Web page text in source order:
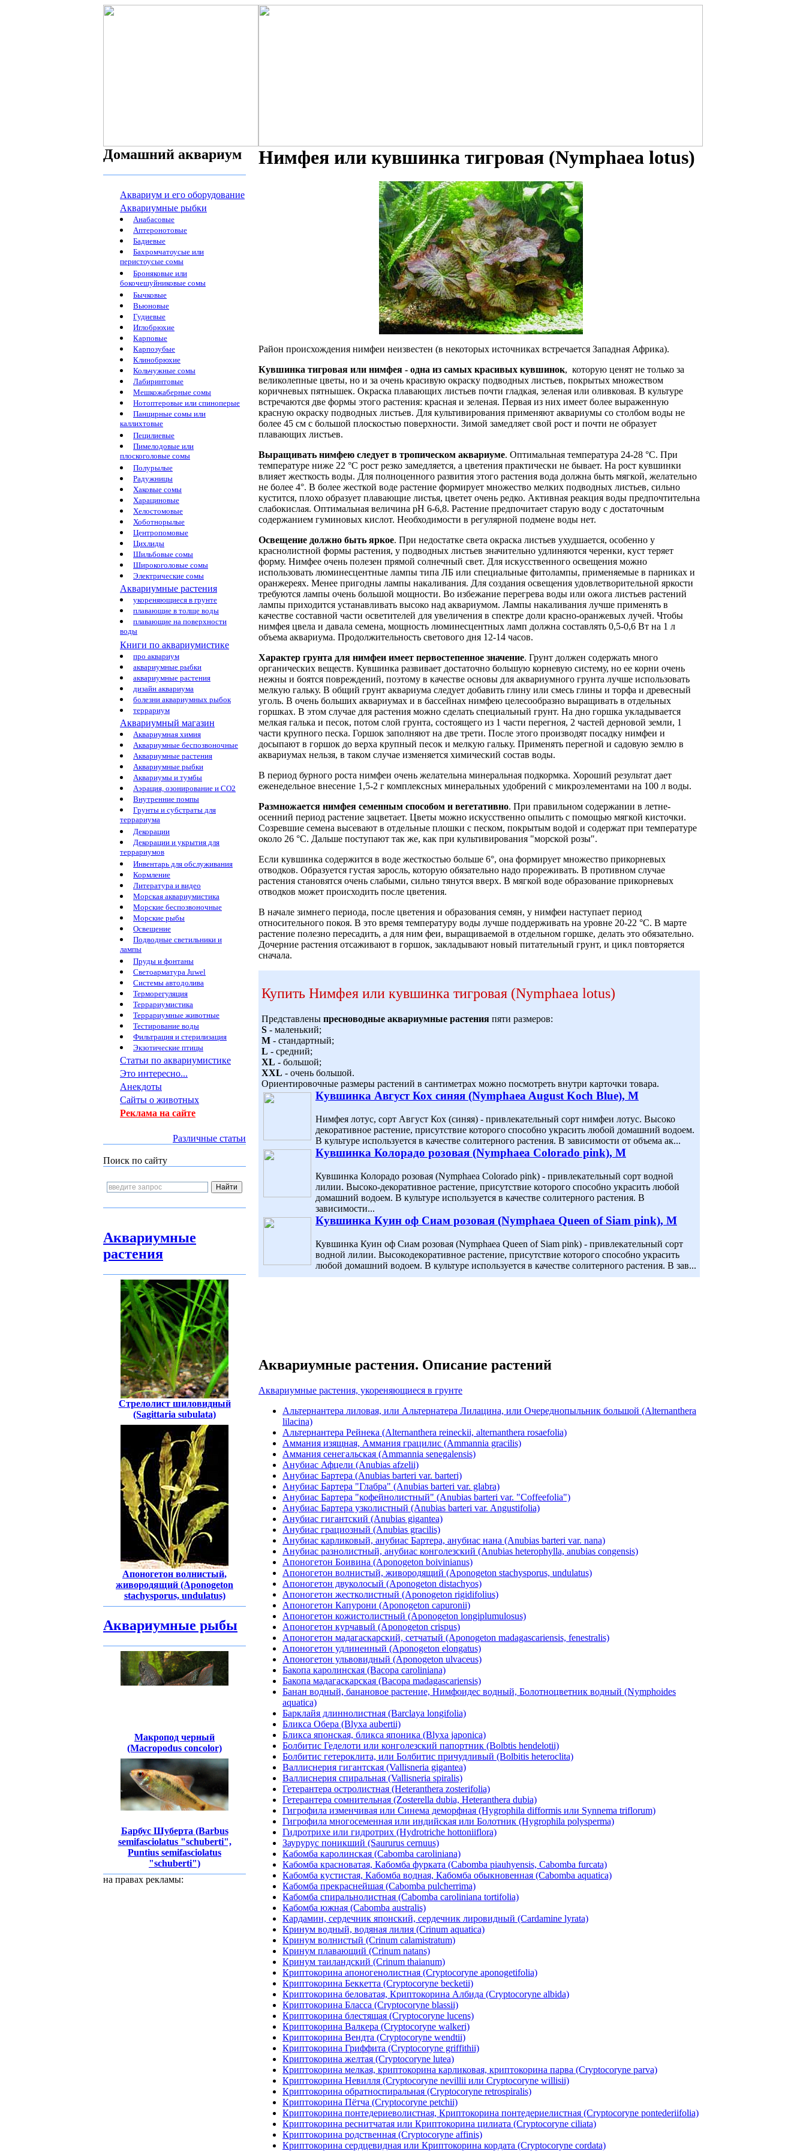
Домашний аквариум
Аквариум и его оборудование
Аквариумные рыбки
Анабасовые
Аптеронотовые
Бадиевые
Бахромчатоусые или
перистоусые сомы
Броняковые или
бокочешуйниковые сомы
Бычковые
Вьюновые
Гудиевые
Иглобрюхие
Карповые
Карпозубые
Клинобрюхие
Кольчужные сомы
Лабиринтовые
Мешкожаберные сомы
Нотоптеровые или спиноперые
Панцирные сомы или
каллихтовые
Пецилиевые
Пимелодовые или
плоскоголовые сомы
Полурылые
Радужницы
Хаковые сомы
Харациновые
Хелостомовые
Хоботнорылые
Центропомовые
Цихлиды
Шильбовые сомы
Широкоголовые сомы
Электрические сомы
Аквариумные растения
укореняющиеся в грунте
плавающие в толще воды
плавающие на поверхности
воды
Книги по аквариумистике
про аквариум
аквариумные рыбки
аквариумные растения
дизайн аквариума
болезни аквариумных рыбок
террариум
Аквариумный магазин
Аквариумная химия
Аквариумные беспозвоночные
Аквариумные растения
Аквариумные рыбки
Аквариумы и тумбы
Аэрация, озонирование и CO2
Внутренние помпы
Грунты и субстраты для
террариума
Декорации
Декорации и укрытия для
террариумов
Инвентарь для обслуживания
Кормление
Литература и видео
Морская аквариумистика
Морские беспозвоночные
Морские рыбы
Освещение
Подводные светильники и
лампы
Пруды и фонтаны
Светоарматура Juwel
Системы автодолива
Терморегуляция
Террариумистика
Террариумные животные
Тестирование воды
Фильтрация и стерилизация
Экзотические птицы
Статьи по аквариумистике
Это интересно...
Анекдоты
Сайты о животных
Реклама на сайте
Различные статьи
Поиск по сайту
Аквариумные
растения
Стрелолист шиловидный
(Sagittaria subulata)
Апоногетон волнистый,
живородящий (Aponogeton
stachysporus, undulatus)
Аквариумные рыбы
Макропод черный
(Macropodus concolor)
Барбус Шуберта (Barbus
semifasciolatus "schuberti",
Puntius semifasciolatus
"schuberti")
на правах рекламы:
Нимфея или кувшинка тигровая (Nymphaea lotus)
Район происхождения нимфеи неизвестен (в некоторых источниках встречается Западная Африка).
Кувшинка тигровая или нимфея - одна из самых красивых кувшинок, которую ценят не только за
великолепные цветы, но и за очень красивую окраску подводных листьев, покрытых множеством
коричневых пятнышек. Окраска плавающих листьев почти гладкая, зеленая или оливковая. В культуре
встречаются две формы этого растения: красная и зеленая. Первая из них имеет более выраженную
красную окраску подводных листьев. Для культивирования применяют аквариумы со столбом воды не
более 45 см с большой плоскостью поверхности. Зимой замедляет свой рост и почти не образует
плавающих листьев.
Выращивать нимфею следует в тропическом аквариуме. Оптимальная температура 24-28 °С. При
температуре ниже 22 °С рост резко замедляется, а цветения практически не бывает. На рост кувшинки
влияет жесткость воды. Для полноценного развития этого растения вода должна быть мягкой, желательно
не более 4°. В более жесткой воде растение формирует множество мелких подводных листьев, сильно
кустится, плохо образует плавающие листья, цветет очень редко. Активная реакция воды предпочтительна
слабокислая. Оптимальная величина рН 6-6,8. Растение предпочитает старую воду с достаточным
содержанием гуминовых кислот. Необходимости в регулярной подмене воды нет.
Освещение должно быть яркое. При недостатке света окраска листьев ухудшается, особенно у
краснолистной формы растения, у подводных листьев значительно удлиняются черенки, куст теряет
форму. Нимфее очень полезен прямой солнечный свет. Для искусственного освещения можно
использовать люминесцентные лампы типа ЛБ или специальные фитолампы, применяемые в парниках и
оранжереях. Менее пригодны лампы накаливания. Для создания освещения удовлетворительной яркости
требуются лампы очень большой мощности. Во избежание перегрева воды или ожога листьев растений
лампы приходится устанавливать высоко над аквариумом. Лампы накаливания лучше применять в
качестве составной части осветителей для увеличения в спектре доли красно-оранжевых лучей. Чтобы
нимфея цвела и давала семена, мощность люминесцентных ламп должна составлять 0,5-0,6 Вт на 1 л
объема аквариума. Продолжительность светового дня 12-14 часов.
Характер грунта для нимфеи имеет первостепенное значение. Грунт должен содержать много
органических веществ. Кувшинка развивает достаточно большую корневую систему, но ее корни очень
нежны и боятся повреждений, поэтому в качестве основы для аквариумного грунта лучше использовать
мелкую гальку. В общий грунт аквариума следует добавить глину или смесь глины и торфа и древесный
уголь. В очень больших аквариумах и в бассейнах нимфею целесообразно выращивать в отдельных
горшках. В этом случае для растения можно сделать специальный грунт. На дно горшка укладывается
мелкая галька и песок, потом слой грунта, состоящего из 1 части перегноя, 2 частей дерновой земли, 1
части крупного песка. Горшок заполняют на две трети. После этого производят посадку нимфеи и
досыпают в горшок до верха крупный песок и мелкую гальку. Применять перегной и садовую землю в
аквариумах нельзя, в таком случае изменяется химический состав воды.
В период бурного роста нимфеи очень желательна минеральная подкормка. Хороший результат дает
еженедельное внесение 1,5-2 г комплексных минеральных удобрений с микроэлементами на 100 л воды.
Размножается нимфея семенным способом и вегетативно. При правильном содержании в летне-
осенний период растение зацветает. Цветы можно искусственно опылить с помощью мягкой кисточки.
Созревшие семена высевают в отдельные плошки с песком, покрытым водой и содержат при температуре
около 26 °С. Дальше поступают так же, как при культивирования "морской розы".
Если кувшинка содержится в воде жесткостью больше 6°, она формирует множество прикорневых
отводков. Образуется густая заросль, которую обязательно надо прореживать. В противном случае
растения становятся очень слабыми, сильно тянутся вверх. В мягкой воде образование прикорневых
отводков может происходить после цветения.
В начале зимнего периода, после цветения и образования семян, у нимфеи наступает период
относительного покоя. В это время температуру воды лучше поддерживать на уровне 20-22 °С. В марте
растение полезно пересадить, а для ним феи, выращиваемой в отдельном горшке, делать это обязательно.
Дочерние растения отсаживают в горшок, закладывают новый питательный грунт, и цикл повторяется
сначала.
Купить Нимфея или кувшинка тигровая (Nymphaea lotus)
Представлены пресноводные аквариумные растения пяти размеров:
S - маленький;
M - стандартный;
L - средний;
XL - большой;
XXL - очень большой.
Ориентировочные размеры растений в сантиметрах можно посмотреть внутри карточки товара.
Кувшинка Август Кох синяя (Nymphaea August Koch Blue), M
Нимфея лотус, сорт Август Кох (синяя) - привлекательный сорт нимфеи лотус. Высоко
декоративное растение, присутствие которого способно украсить любой домашний водоем.
В культуре используется в качестве солитерного растения. В зависимости от объема ак...
Кувшинка Колорадо розовая (Nymphaea Colorado pink), M
Кувшинка Колорадо розовая (Nymphaea Colorado pink) - привлекательный сорт водной
лилии. Высоко-декоративное растение, присутствие которого способно украсить любой
домашний водоем. В культуре используется в качестве солитерного растения. В
зависимости...
Кувшинка Куин оф Сиам розовая (Nymphaea Queen of Siam pink), M
Кувшинка Куин оф Сиам розовая (Nymphaea Queen of Siam pink) - привлекательный сорт
водной лилии. Высокодекоративное растение, присутствие которого способно украсить
любой домашний водоем. В культуре используется в качестве солитерного растения. В зав...
Аквариумные растения. Описание растений
Аквариумные растения, укореняющиеся в грунте
Альтернантера лиловая, или Альтернатера Лилацина, или Очереднопыльник большой (Alternanthera
lilacina)
Альтернантера Рейнека (Alternanthera reineckii, alternanthera rosaefolia)
Аммания изящная, Аммания грацилис (Ammannia gracilis)
Аммания сенегальская (Ammannia senegalensis)
Анубиас Афцели (Anubias afzelii)
Анубиас Бартера (Anubias barteri var. barteri)
Анубиас Бартера "Глабра" (Anubias barteri var. glabra)
Анубиас Бартера "кофейнолистный" (Anubias barteri var. "Coffeefolia")
Анубиас Бартера узколистный (Anubias barteri var. Angustifolia)
Анубиас гигантский (Anubias gigantea)
Анубиас грациозный (Anubias gracilis)
Анубиас карликовый, анубиас Бартера, анубиас нана (Anubias barteri var. nana)
Анубиас разнолистный, анубиас конголезский (Anubias heterophylla, anubias congensis)
Апоногетон Боивина (Aponogeton boivinianus)
Апоногетон волнистый, живородящий (Aponogeton stachysporus, undulatus)
Апоногетон двуколосый (Aponogeton distachyos)
Апоногетон жестколистный (Aponogeton rigidifolius)
Апоногетон Капурони (Aponogeton capuronii)
Апоногетон кожистолистный (Aponogeton longiplumulosus)
Апоногетон курчавый (Aponogeton crispus)
Апоногетон мадагаскарский, сетчатый (Aponogeton madagascariensis, fenestralis)
Апоногетон удлиненный (Aponogeton elongatus)
Апоногетон ульвовидный (Aponogeton ulvaceus)
Бакопа каролинская (Bасора caroliniana)
Бакопа мадагаскарская (Bacopa madagascariensis)
Банан водный, банановое растение, Нимфоидес водный, Болотноцветник водный (Nymphoides
aquatica)
Барклайя длиннолистная (Barclaya longifolia)
Бликса Обера (Blyxa aubertii)
Бликса японская, бликса японика (Blyxa japonica)
Болбитис Геделоти или конголезский папортник (Bolbtis hendelotii)
Болбитис гетероклита, или Болбитис причудливый (Bolbitis heteroclita)
Валлиснерия гигантская (Vallisneria gigantea)
Валлиснерия спиральная (Vallisneria spiralis)
Гетерантера остролистная (Heteranthera zosterifolia)
Гетерантера сомнительная (Zosterella dubia, Heteranthera dubia)
Гигрофила изменчивая или Синема деморфная (Hygrophila difformis или Synnema triflorum)
Гигрофила многосеменная или индийская или Болотник (Hygrophila polysperma)
Гидротрихе или гидротрих (Hydrotriche hottoniiflora)
Заурурус поникший (Saururus cernuus)
Кабомба каролинская (Cabomba caroliniana)
Кабомба красноватая, Кабомба фурката (Cabomba piauhyensis, Cabomba furcata)
Кабомба кустистая, Кабомба водная, Кабомба обыкновенная (Cabomba aquatica)
Кабомба прекраснейшая (Cabomba pulcherrima)
Кабомба спиральнолистная (Cabomba caroliniana tortifolia)
Кабомба южная (Cabomba australis)
Кардамин, сердечник японский, сердечник лировидный (Cardamine lyrata)
Кринум водный, водяная лилия (Crinum aquatica)
Кринум волнистый (Crinum calamistratum)
Кринум плавающий (Crinum natans)
Кринум таиландский (Crinum thaianum)
Криптокорина апоногенолистная (Cryptocoryne aponogetifolia)
Криптокорина Беккетта (Cryptocoryne becketii)
Криптокорина беловатая, Криптокорина Албида (Cryptocoryne albida)
Криптокорина Бласса (Cryptocoryne blassii)
Криптокорина блестящая (Cryptocoryne lucens)
Криптокорина Валкера (Cryptocoryne walkeri)
Криптокорина Вендта (Cryptocoryne wendtii)
Криптокорина Гриффита (Cryptocoryne griffithii)
Криптокорина желтая (Cryptocoryne lutea)
Криптокорина мелкая, криптокорина карликовая, криптокорина парва (Cryptocoryne parva)
Криптокорина Невилля (Cryptocoryne nevillii или Cryptocoryne willisii)
Криптокорина обратноспиральная (Cryptocoryne retrospiralis)
Криптокорина Пётча (Cryptocoryne petchii)
Криптокорина понтедериеволистная, Криптокорина понтедериелистная (Cryptocoryne pontederiifolia)
Криптокорина реснитчатая или Криптокорина цилиата (Cryptocoryne ciliata)
Криптокорина родственная (Cryptocoryne affinis)
Криптокорина сердцевидная или Криптокорина кордата (Cryptocoryne cordata)